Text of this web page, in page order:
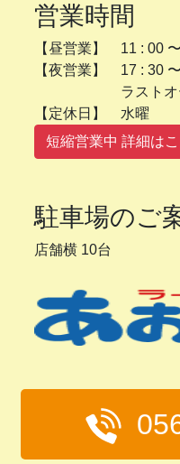
営業時間
【昼営業】 11 : 00
【夜営業】 17 : 30
ラストオーダ
【定休日】
短縮営業中 詳細は
駐車場のご
店舗横 10台